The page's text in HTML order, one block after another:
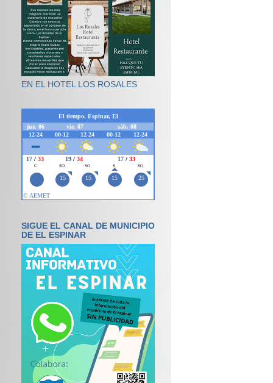
EN EL HOTEL LOS ROSALES
SIGUE EL CANAL DE MUNICIPIO
DE EL ESPINAR